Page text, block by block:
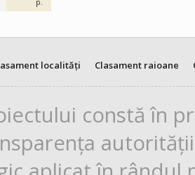
localități Clasament raioane
constă în